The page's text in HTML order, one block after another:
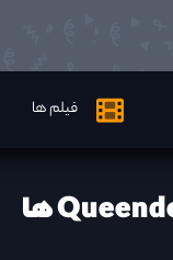
فیلم ها